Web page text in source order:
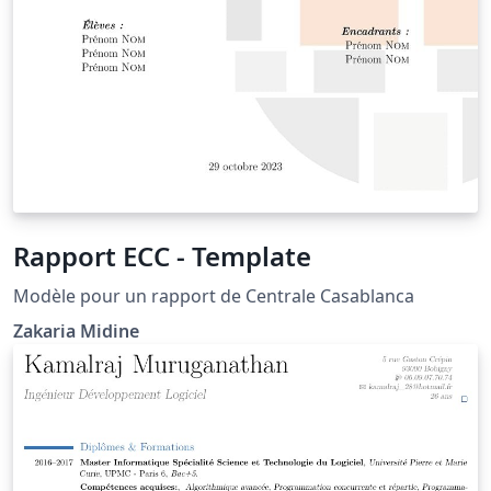
Rapport ECC - Template
Modèle pour un rapport de Centrale Casablanca
Zakaria Midine